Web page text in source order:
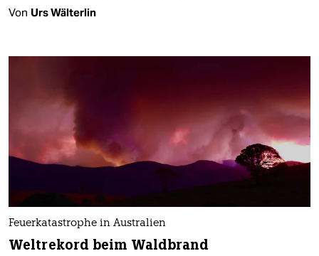
Von Urs Wälterlin
Feuerkatastrophe in Australien
Weltrekord beim Waldbrand